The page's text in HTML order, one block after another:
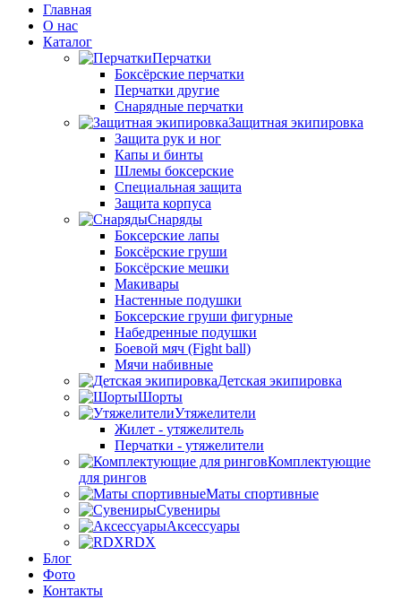
Главная
О нас
Каталог
Перчатки
Боксёрские перчатки
Перчатки другие
Снарядные перчатки
Защитная экипировка
Защита рук и ног
Капы и бинты
Шлемы боксерские
Специальная защита
Защита корпуса
Снаряды
Боксерские лапы
Боксёрские груши
Боксёрские мешки
Макивары
Настенные подушки
Боксерские груши фигурные
Набедренные подушки
Боевой мяч (Fight ball)
Мячи набивные
Детская экипировка
Шорты
Утяжелители
Жилет - утяжелитель
Перчатки - утяжелители
Комплектующие
для рингов
Маты спортивные
Сувениры
Аксессуары
RDX
Блог
Фото
Контакты